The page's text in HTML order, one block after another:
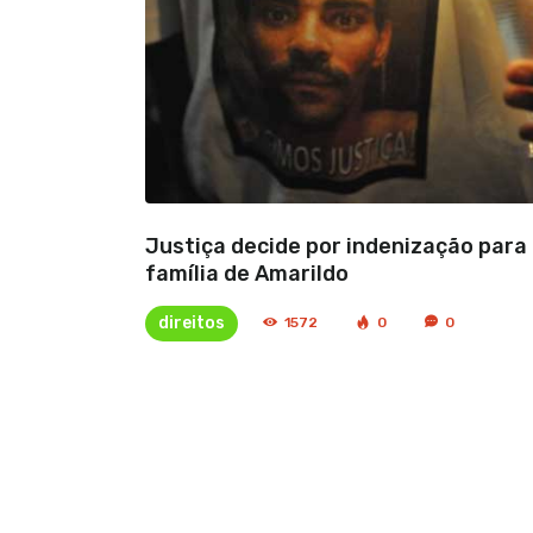
Justiça decide por indenização para
família de Amarildo
direitos 1572 0 0